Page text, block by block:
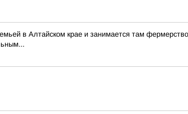
в Алтайском крае и занимается там